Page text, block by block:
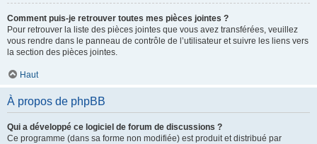
Comment puis-je retrouver toutes mes pièces jointes ?
Pour retrouver la liste des pièces jointes que vous avez transférées, veuillez
vous rendre dans le panneau de contrôle de l’utilisateur et suivre les liens vers
la section des pièces jointes.
Haut
À propos de phpBB
Qui a développé ce logiciel de forum de discussions ?
Ce programme (dans sa forme non modifiée) est produit et distribué par